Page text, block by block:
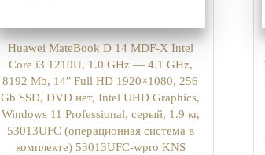
Huawei MateBook D 14 MDF-X Intel
Core i3 1210U, 1.0 GHz — 4.1 GHz,
8192 Mb, 14″ Full HD 1920×1080, 256
Gb SSD, DVD нет, Intel UHD Graphics,
Windows 11 Professional, серый, 1.9 кг,
53013UFC (операционная система в
комплекте) 53013UFC-wpro KNS